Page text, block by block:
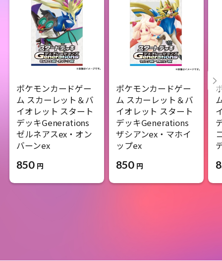
ポケモンカードゲー
ム スカーレット＆バ
イオレット スタート
デッキGenerations
ゼルネアスex・オン
バーンex
850 円
ポケモンカードゲー
ム スカーレット＆バ
イオレット スタート
デッキGenerations
ザシアンex・マホイ
ップex
850 円